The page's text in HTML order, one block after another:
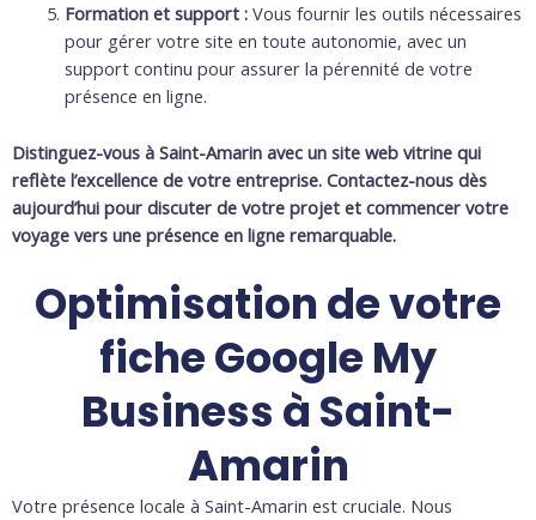
Formation et support :Vous fournir les outils nécessaires
pour gérer votre site en toute autonomie, avec un
support continu pour assurer la pérennité de votre
présence en ligne.
Distinguez-vous à Saint-Amarin avec un site web vitrine qui
reflète l’excellence de votre entreprise. Contactez-nous dès
aujourd’hui pour discuter de votre projet et commencer votre
voyage vers une présence en ligne remarquable.
Optimisation de votre
fiche Google My
Business à Saint-
Amarin
Votre présence locale à Saint-Amarin est cruciale. Nous